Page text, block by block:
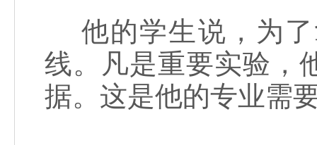
他的学生说，为了
线。凡是重要实验，
据。这是他的专业需